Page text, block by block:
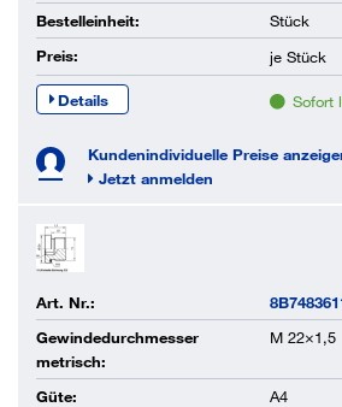
Bestelleinheit:
Stück
Preis:
je Stück
Details Sofort
Kundenindividuelle Preise
Jetzt anmelden
Art. Nr.:
Gewindedurchmesser
metrisch:
M 22×1,5
Güte:
A4